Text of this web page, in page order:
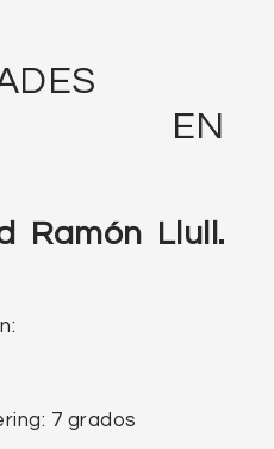
EN
Ramón Llull.
7 grados